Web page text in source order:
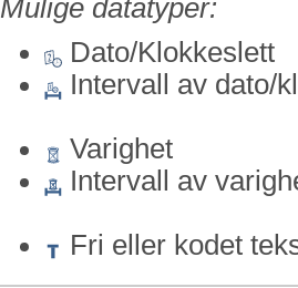
Mulige datatyper:
Dato/Klokkeslett
Intervall av dato/
Varighet
Intervall av
Fri eller kodet